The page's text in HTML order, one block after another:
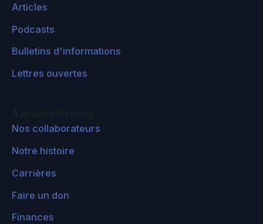
Articles
Podcasts
Bulletins d'informations
Lettres ouvertes
Nos collaborateurs
Notre histoire
Carrières
Faire un don
Finances